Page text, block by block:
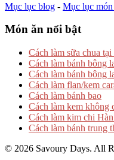
Mục lục blog - Mục lục món
Món ăn nổi bật
Cách làm sữa chua tại
Cách làm bánh bông
Cách làm bánh bông
Cách làm flan/kem
Cách làm bánh bao
Cách làm kem không
Cách làm kim chi
Cách làm bánh trung
© 2026 Savoury Days. All